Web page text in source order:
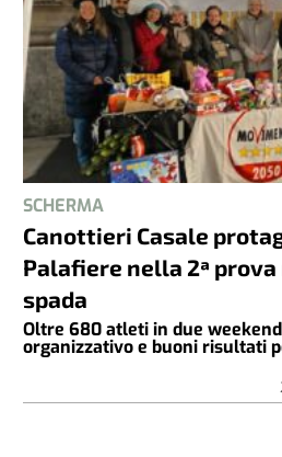
SCHERMA
Canottieri Casale
Palafiere nella 2ª
spada
Oltre 680 atleti in due
organizzativo e buoni risultati